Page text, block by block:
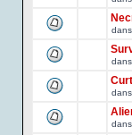
dans
dans
dans
dans